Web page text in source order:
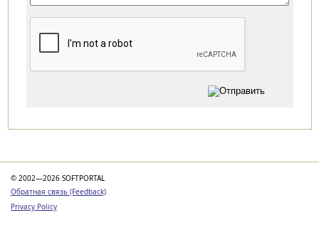
© 2002—2026 SOFTPORTAL
Обратная связь (Feedback)
Privacy Policy